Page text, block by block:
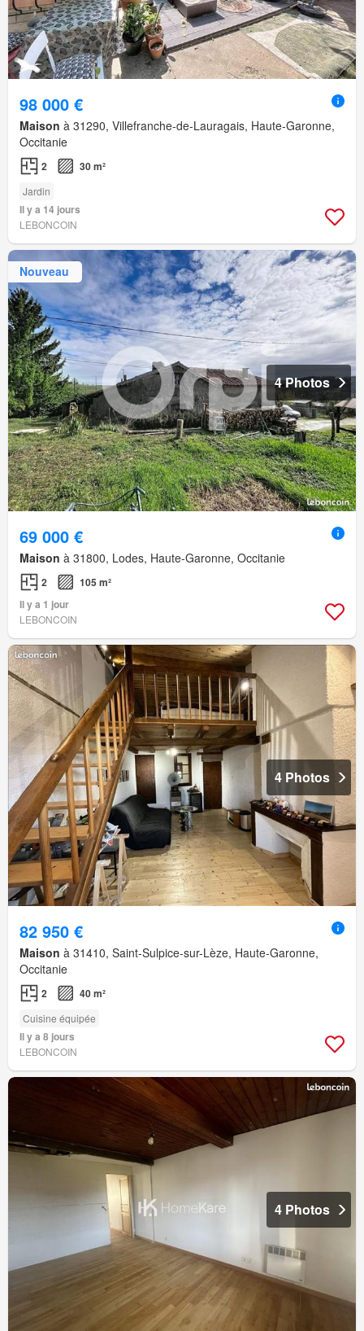
98 000 €
Maison à 31290, Villefranche-de-Lauragais, Haute-Garonne,
Occitanie
2 30 m²
Jardin
Il y a 14 jours
LEBONCOIN
Nouveau
4 Photos
69 000 €
Maison à 31800, Lodes, Haute-Garonne, Occitanie
2
105 m²
Il y a 1 jour
LEBONCOIN
4 Photos
82 950 €
Maison à 31410, Saint-Sulpice-sur-Lèze, Haute-Garonne,
Occitanie
2 40 m²
Cuisine équipée
Il y a 8 jours
LEBONCOIN
4 Photos